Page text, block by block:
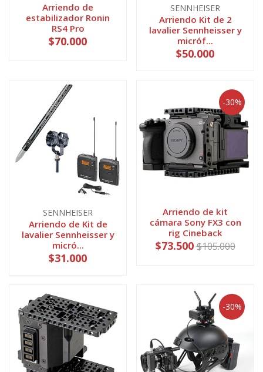
Arriendo de
estabilizador Ronin
RS4 Pro
$70.000
SENNHEISER
Arriendo Kit de 2
lavalier Sennheisser y
micróf...
$50.000
SENNHEISER
Arriendo de Kit de
lavalier Sennheisser y
micró...
$31.000
-30%
Arriendo de kit
cámara Sony FX3 con
rig Cineback
$73.500$105.000
-30%